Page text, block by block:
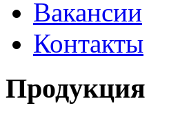
Вакансии
Контакты
Продукция